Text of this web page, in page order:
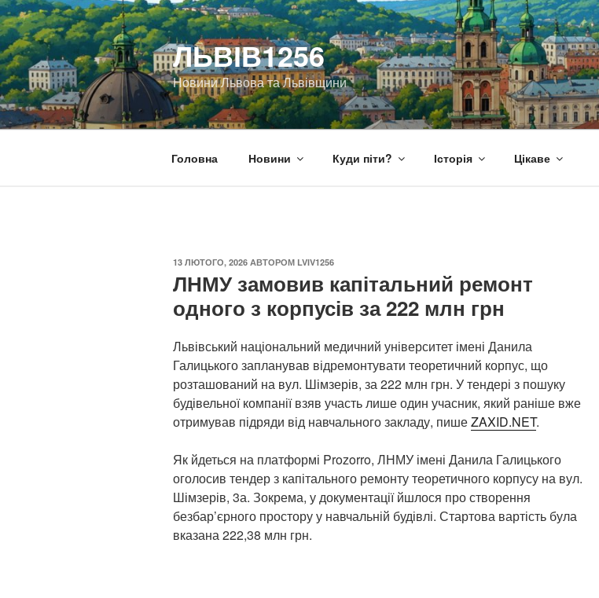
Перейти
до
вмісту
ЛЬВІВ1256
Новини Львова та Львівщини
Головна Новини Куди піти? Історія Цікаве
ОПУБЛІКОВАНО
13 ЛЮТОГО, 2026 АВТОРОМ LVIV1256
ЛНМУ замовив капітальний ремонт
одного з корпусів за 222 млн грн
Львівський національний медичний університет імені Данила
Галицького запланував відремонтувати теоретичний корпус, що
розташований на вул. Шімзерів, за 222 млн грн. У тендері з пошуку
будівельної компанії взяв участь лише один учасник, який раніше вже
отримував підряди від навчального закладу, пишеZAXID.NET.
Як йдеться на платформі Prozorro, ЛНМУ імені Данила Галицького
оголосив тендер з капітального ремонту теоретичного корпусу на вул.
Шімзерів, 3а. Зокрема, у документації йшлося про створення
безбар’єрного простору у навчальній будівлі. Стартова вартість була
вказана 222,38 млн грн.